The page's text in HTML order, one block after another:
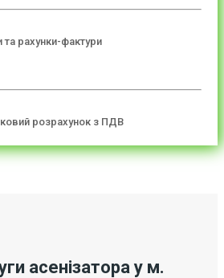
рахунки-фактури
розрахунок з ПДВ
асенізатора у м.